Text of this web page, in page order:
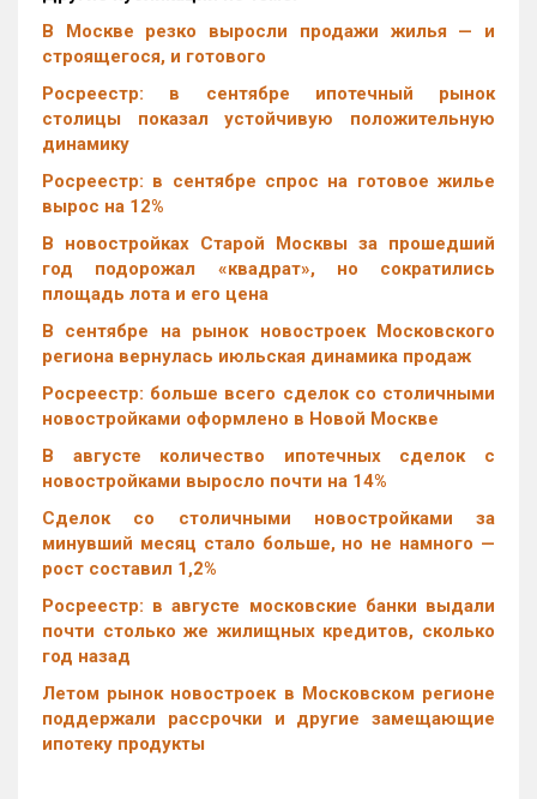
В Москве резко выросли продажи жилья — и
строящегося, и готового
Росреестр: в сентябре ипотечный рынок
столицы показал устойчивую положительную
динамику
Росреестр: в сентябре спрос на готовое жилье
вырос на 12%
В новостройках Старой Москвы за прошедший
год подорожал «квадрат», но сократились
площадь лота и его цена
В сентябре на рынок новостроек Московского
региона вернулась июльская динамика продаж
Росреестр: больше всего сделок со столичными
новостройками оформлено в Новой Москве
В августе количество ипотечных сделок с
новостройками выросло почти на 14%
Cделок со столичными новостройками за
минувший месяц стало больше, но не намного —
рост составил 1,2%
Росреестр: в августе московские банки выдали
почти столько же жилищных кредитов, сколько
год назад
Летом рынок новостроек в Московском регионе
поддержали рассрочки и другие замещающие
ипотеку продукты